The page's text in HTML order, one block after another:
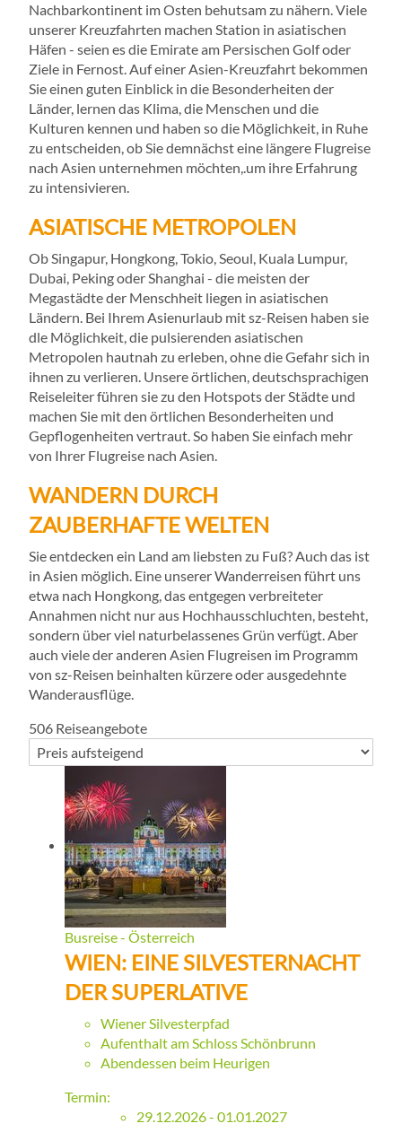
Nachbarkontinent im Osten behutsam zu nähern. Viele
unserer Kreuzfahrten machen Station in asiatischen
Häfen - seien es die Emirate am Persischen Golf oder
Ziele in Fernost. Auf einer Asien-Kreuzfahrt bekommen
Sie einen guten Einblick in die Besonderheiten der
Länder, lernen das Klima, die Menschen und die
Kulturen kennen und haben so die Möglichkeit, in Ruhe
zu entscheiden, ob Sie demnächst eine längere Flugreise
nach Asien unternehmen möchten,.um ihre Erfahrung
zu intensivieren.
ASIATISCHE METROPOLEN
Ob Singapur, Hongkong, Tokio, Seoul, Kuala Lumpur,
Dubai, Peking oder Shanghai - die meisten der
Megastädte der Menschheit liegen in asiatischen
Ländern. Bei Ihrem Asienurlaub mit sz-Reisen haben sie
dle Möglichkeit, die pulsierenden asiatischen
Metropolen hautnah zu erleben, ohne die Gefahr sich in
ihnen zu verlieren. Unsere örtlichen, deutschsprachigen
Reiseleiter führen sie zu den Hotspots der Städte und
machen Sie mit den örtlichen Besonderheiten und
Gepflogenheiten vertraut. So haben Sie einfach mehr
von Ihrer Flugreise nach Asien.
WANDERN DURCH
ZAUBERHAFTE WELTEN
Sie entdecken ein Land am liebsten zu Fuß? Auch das ist
in Asien möglich. Eine unserer Wanderreisen führt uns
etwa nach Hongkong, das entgegen verbreiteter
Annahmen nicht nur aus Hochhausschluchten, besteht,
sondern über viel naturbelassenes Grün verfügt. Aber
auch viele der anderen Asien Flugreisen im Programm
von sz-Reisen beinhalten kürzere oder ausgedehnte
Wanderausflüge.
506 Reiseangebote
Busreise - Österreich
WIEN: EINE SILVESTERNACHT
DER SUPERLATIVE
Wiener Silvesterpfad
Aufenthalt am Schloss Schönbrunn
Abendessen beim Heurigen
Termin:
29.12.2026 - 01.01.2027